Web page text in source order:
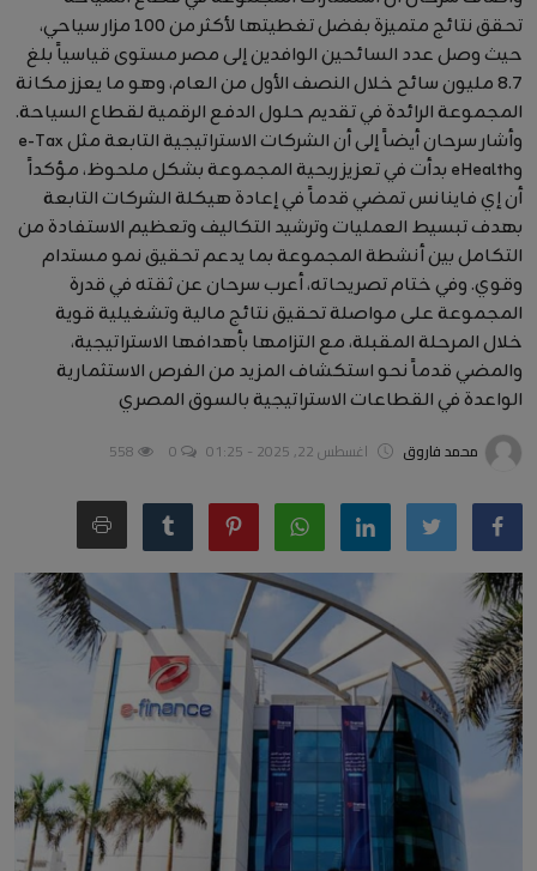
تحقق نتائج متميزة بفضل تغطيتها لأكثر من 100 مزار سياحي،
حيث وصل عدد السائحين الوافدين إلى مصر مستوى قياسياً بلغ
8.7 مليون سائح خلال النصف الأول من العام، وهو ما يعزز مكانة
المجموعة الرائدة في تقديم حلول الدفع الرقمية لقطاع السياحة.
وأشار سرحان أيضاً إلى أن الشركات الاستراتيجية التابعة مثل e-Tax
وeHealth بدأت في تعزيز ربحية المجموعة بشكل ملحوظ، مؤكداً
أن إي فاينانس تمضي قدماً في إعادة هيكلة الشركات التابعة
بهدف تبسيط العمليات وترشيد التكاليف وتعظيم الاستفادة من
التكامل بين أنشطة المجموعة بما يدعم تحقيق نمو مستدام
وقوي. وفي ختام تصريحاته، أعرب سرحان عن ثقته في قدرة
المجموعة على مواصلة تحقيق نتائج مالية وتشغيلية قوية
خلال المرحلة المقبلة، مع التزامها بأهدافها الاستراتيجية،
والمضي قدماً نحو استكشاف المزيد من الفرص الاستثمارية
الواعدة في القطاعات الاستراتيجية بالسوق المصري
محمد فاروق اغسطس 22, 2025 - 01:25